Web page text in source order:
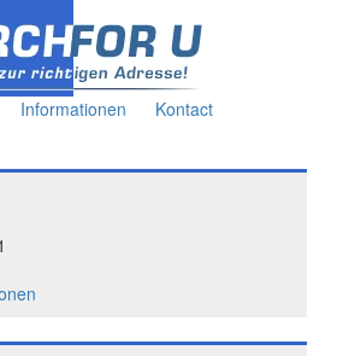
Informationen Kontact